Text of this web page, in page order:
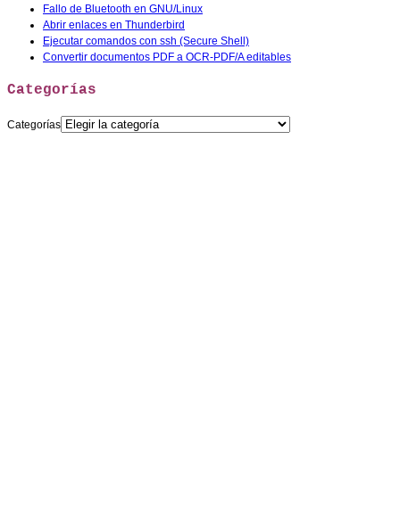
Fallo de Bluetooth en GNU/Linux
Abrir enlaces en Thunderbird
Ejecutar comandos con ssh (Secure Shell)
Convertir documentos PDF a OCR-PDF/A editables
Categorías
Categorías